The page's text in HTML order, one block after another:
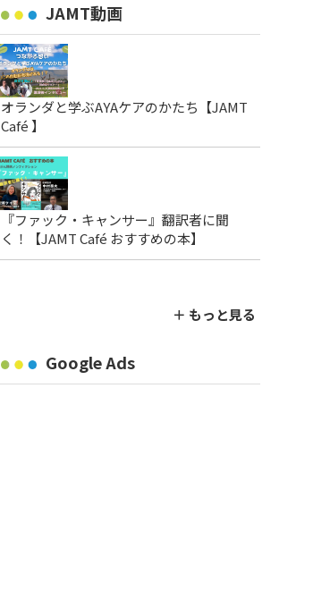
JAMT動画
オランダと学ぶAYAケアのかたち【JAMT
Café 】
『ファック・キャンサー』翻訳者に聞
く！【JAMT Café おすすめの本】
＋ もっと見る
Google Ads